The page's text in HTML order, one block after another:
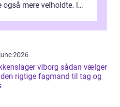
mere velholdte. I
2026
viborg sådan vælger
rigtige fagmand til tag og